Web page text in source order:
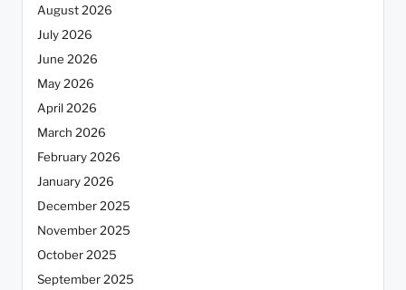
August 2026
July 2026
June 2026
May 2026
April 2026
March 2026
February 2026
January 2026
December 2025
November 2025
October 2025
September 2025